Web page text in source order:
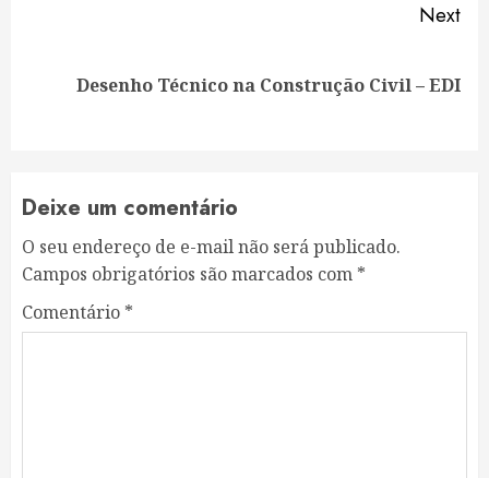
Next
Desenho Técnico na Construção Civil – EDI
Deixe um comentário
O seu endereço de e-mail não será publicado.
Campos obrigatórios são marcados com *
Comentário *